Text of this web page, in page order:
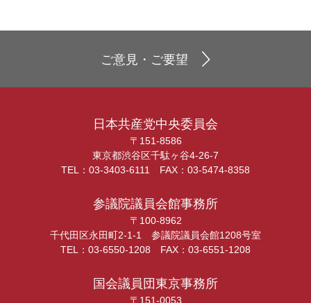
ご意見・ご要望
日本共産党中央委員会
〒151-8586
東京都渋谷区千駄ヶ谷4-26-7
TEL：03-3403-6111 FAX：03-5474-8358
参議院議員会館事務所
〒100-8962
千代田区永田町2-1-1 参議院議員会館1208号室
TEL：03-6550-1208 FAX：03-6551-1208
国会議員団東京事務所
〒151-0053